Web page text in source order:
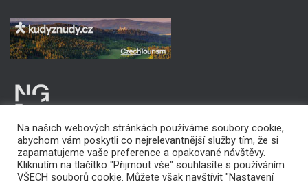
Na našich webových stránkách používáme soubory cookie,
abychom vám poskytli co nejrelevantnější služby tím, že si
zapamatujeme vaše preference a opakované návštěvy.
Kliknutím na tlačítko "Přijmout vše" souhlasíte s používáním
VŠECH souborů cookie. Můžete však navštívit "Nastavení